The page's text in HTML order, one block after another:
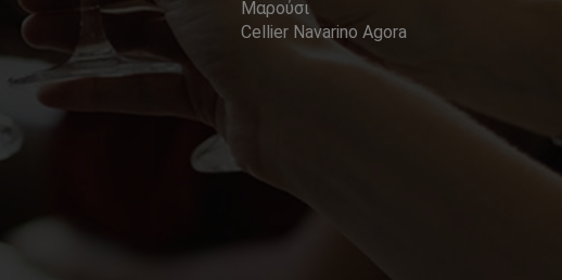
Μαρούσι
Cellier Navarino Agora